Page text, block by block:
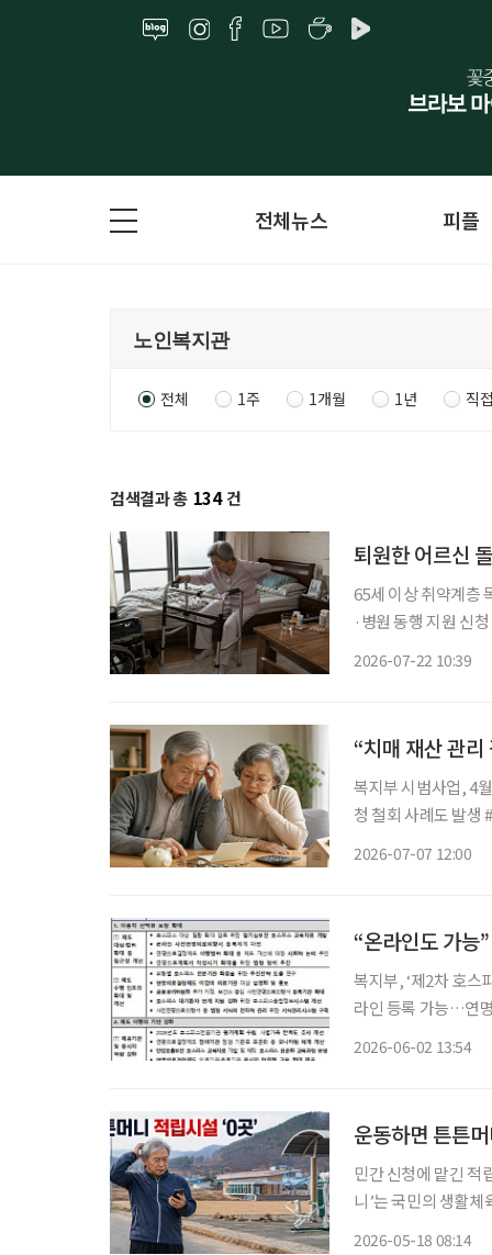
전체뉴스 피플
전체 1주 1개월 1년 직
검색결과 총 134 건
퇴원한 어르신
65세 이상 취약계층
·병원 동행 지원 신청
2026-07-22 10:39
“치매 재산 관
복지부 시범사업, 4
청 철회 사례도 발생 #. 독거노인 치매환자 김씨는 욕구 표현은 가능하나 재산관리에 어려움
2026-07-07 12:00
“온라인도 가능
복지부, ‘제2차 호스
라인 등록 가능…연
2026-06-02 13:54
운동하면 튼튼
민간 신청에 맡긴 적
니’는 국민의 생활
2026-05-18 08:14